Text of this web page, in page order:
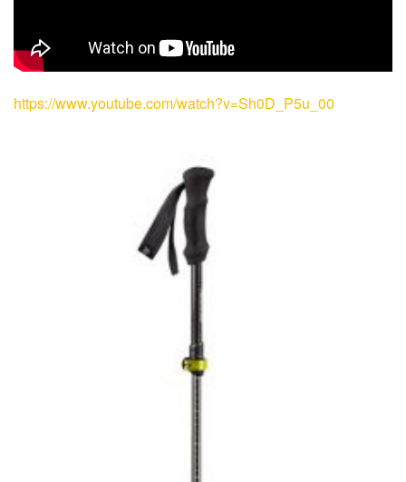
https://www.youtube.com/watch?v=Sh0D_P5u_00